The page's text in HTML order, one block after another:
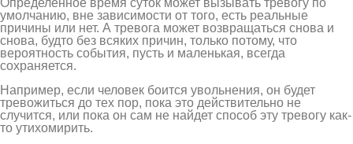
Определенное время суток может вызывать тревогу по
умолчанию, вне зависимости от того, есть реальные
причины или нет. А тревога может возвращаться снова и
снова, будто без всяких причин, только потому, что
вероятность события, пусть и маленькая, всегда
сохраняется.
Например, если человек боится увольнения, он будет
тревожиться до тех пор, пока это действительно не
случится, или пока он сам не найдет способ эту тревогу как-
то утихомирить.